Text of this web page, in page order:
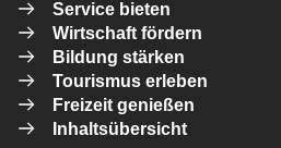
Service bieten
Wirtschaft fördern
Bildung stärken
Tourismus erleben
Freizeit genießen
Inhaltsübersicht